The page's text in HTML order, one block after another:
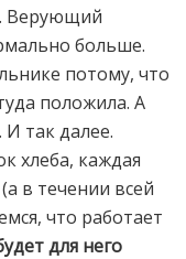
Верующий
больше.
потому, что
положила. А
И так далее.
хлеба, каждая
в течении всей
что работает
для него